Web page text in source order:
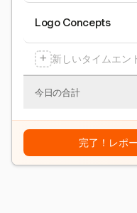
Logo Concepts
+ 新しいタイムエン
今日の合計
完了！レポ